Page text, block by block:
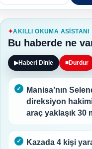
AKILLI OKUMA ASISTANI
Bu haberde ne
▶Haberi Dinle ■Durdur
Manisa’nın
direksiyon
araç yaklaşık 30
Kazada 4 kişi